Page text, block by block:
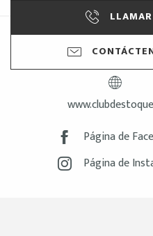
LLAMAR
Página de
Página de